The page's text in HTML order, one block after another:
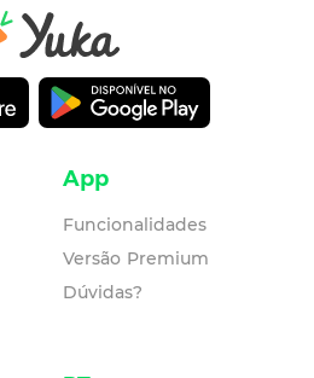
App
Funcionalidades
Versão Premium
Dúvidas?